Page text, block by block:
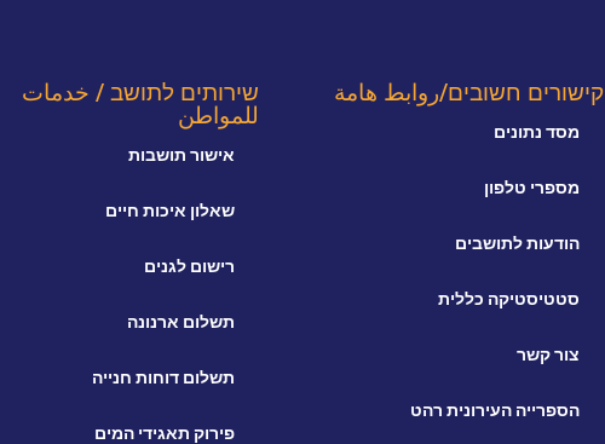
קישורים חשובים/روابط هامة
מסד נתונים
מספרי טלפון
הודעות לתושבים
סטטיסטיקה כללית
צור קשר
הספרייה העירונית רהט
שירותים לתושב / خدمات
للمواطن
אישור תושבות
שאלון איכות חיים
רישום לגנים
תשלום ארנונה
תשלום דוחות חנייה
פירוק תאגידי המים